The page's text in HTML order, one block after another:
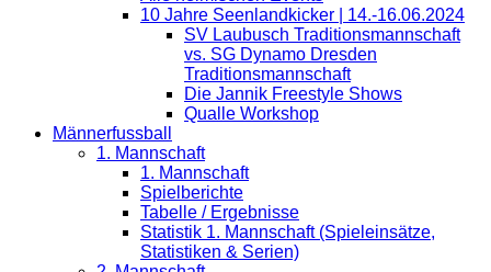
10 Jahre Seenlandkicker | 14.-16.06.2024
SV Laubusch Traditionsmannschaft
vs. SG Dynamo Dresden
Traditionsmannschaft
Die Jannik Freestyle Shows
Qualle Workshop
Männerfussball
1. Mannschaft
1. Mannschaft
Spielberichte
Tabelle / Ergebnisse
Statistik 1. Mannschaft (Spieleinsätze,
Statistiken & Serien)